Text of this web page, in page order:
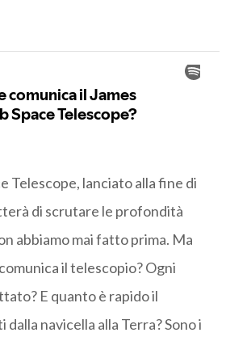
Telescope, lanciato alla fine di
di scrutare le profondità
abbiamo mai fatto prima. Ma
il telescopio? Ogni
E quanto è rapido il
navicella alla Terra? Sono i